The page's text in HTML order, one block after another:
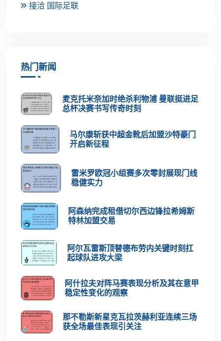
接洽 国际足联
热门新闻
麦克托米奈加时绝杀利物浦 曼联挺进足
总杯决赛书写传奇时刻
马尔康斩获中超金靴后加盟沙特豪门
开启新征程
雷米罗欧冠小组赛多次零封展现门线
稳健实力
阿森纳完成租借切尔西边锋拉希姆斯
特林加盟交易
阿尔瓦雷斯顶替德布劳内关键时刻扛
起球队进攻大梁
阿什拉夫对阵马赛表现分析及其在意甲
稳定性变化的观察
那不勒斯新星克瓦拉茨赫利亚连续三场
获全场最佳表现引关注